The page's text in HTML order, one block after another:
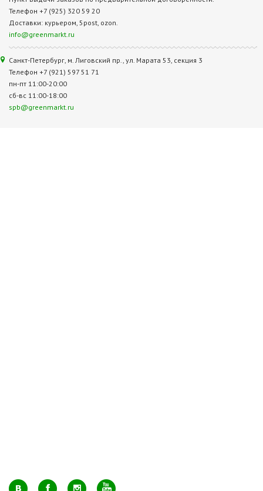
Телефон +7 (925) 320 59 20
Доставки: курьером, 5post, ozon.
info@greenmarkt.ru
Санкт-Петербург, м. Лиговский пр., ул. Марата 53, секция 3
Телефон +7 (921) 597 51 71
пн-пт 11:00-20:00
сб-вс 11:00-18:00
spb@greenmarkt.ru